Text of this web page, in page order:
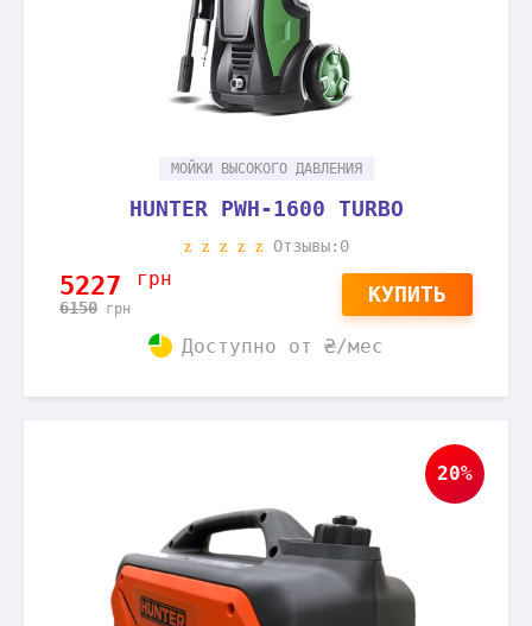
МОЙКИ ВЫСОКОГО ДАВЛЕНИЯ
HUNTER PWH-1600 TURBO
Отзывы:0
5227 грн
6150 грн
КУПИТЬ
Доступно от ₴/мес
20%